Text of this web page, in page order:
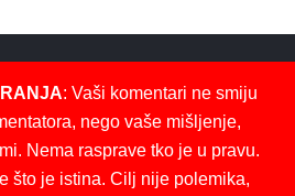
: Vaši komentari ne smiju
nego vaše mišljenje,
Nema rasprave tko je u pravu.
što je istina. Cilj nije polemika,